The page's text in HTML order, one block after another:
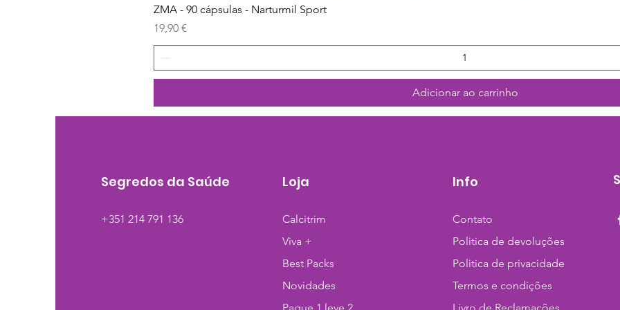
ZMA - 90 cápsulas - Narturmil Sport
Preço
19,90 €
Adicionar ao carrinho
Segredos da Saúde
+351 214 791 136
Loja
Calcitrim
Viva +
Best Packs
Novidades
Pague 1 leve 2
Info
Contato
Politica de devoluções
Politica de privacidade
Termos e condições
Livro de Reclamações